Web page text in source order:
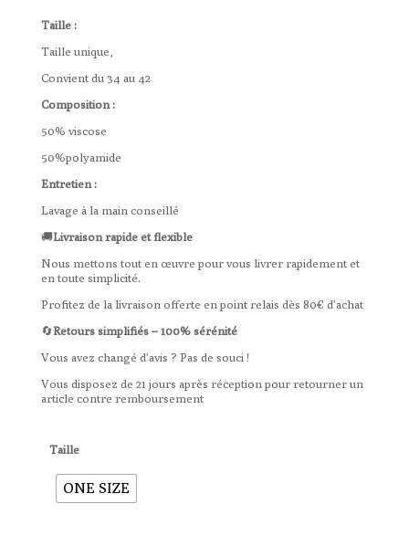
Taille :
Taille unique,
Convient du 34 au 42
Composition :
50% viscose
50%polyamide
Entretien :
Lavage à la main conseillé
🚚Livraison rapide et flexible
Nous mettons tout en œuvre pour vous livrer rapidement et
en toute simplicité.
Profitez de la livraison offerte en point relais dès 80€ d’achat
🔄Retours simplifiés – 100% sérénité
Vous avez changé d’avis ? Pas de souci !
Vous disposez de 21 jours après réception pour retourner un
article contre remboursement
Taille
ONE SIZE